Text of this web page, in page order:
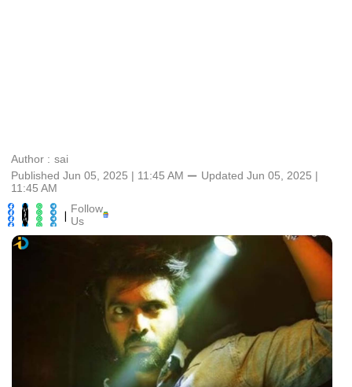
Author : sai
Published Jun 05, 2025 | 11:45 AM ⚊ Updated Jun 05, 2025 |
11:45 AM
| Follow
Us